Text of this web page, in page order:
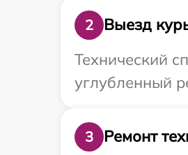
2
Выезд
Технический
углубленный
3
Ремонт